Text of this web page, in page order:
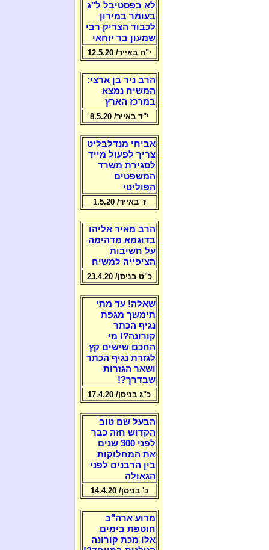
לא בפסטיבל ל"ג
בעומר במירון
לכבוד הצדיק רבי
שמעון בר יוחאי
י"ח באייר/ 12.5.20
הרב ניר בן ארצי:
המשיח נמצא
במרכז הארץ
י"ד באייר/ 8.5.20
אביחי מנדלבליט
צריך לפעול מייד
לסגירת משרד
המשפטים
הפוליטי
ז' באייר/ 1.5.20
הרב מאיר אליהו
בדוגמא מדהימה
על חשיבות
הציפייה למשיח
כ"ט בניסן/ 23.4.20
שאלה! עד מתי
תימשך מגפת
נגיף הכתר
קורונה?! מי
החכם שישים קץ
לגזרת נגיף הכתר
ושאר הגזרות
שבדרך?!
כ"ג בניסן/ 17.4.20
הבעל שם טוב
הקדוש חזה כבר
לפני 300 שנים
את המחלוקות
בין הרבנים לפני
הגאולה
כ' בניסן/ 14.4.20
מדוע ארה"ב
חוטפת בימים
אלו מכת קורונה